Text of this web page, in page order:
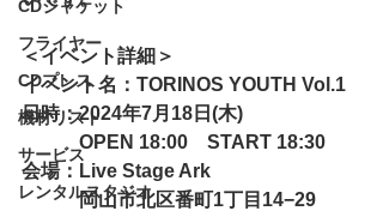
CDジャケット
フライヤー
CDプレス
機材リスト
サービス
レンタルスタジオ
＜イベント詳細＞
イベント名：TORINOS YOUTH Vol.1
日時：2024年7月18日(木)
OPEN 18:00　START 18:30
会場：Live Stage Ark
岡山市北区番町1丁目14−29